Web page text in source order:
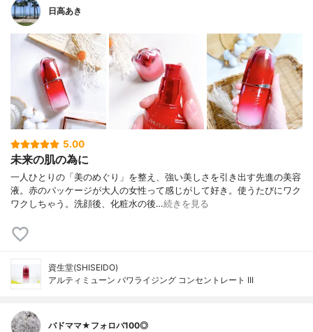
日高あき
5.00
未来の肌の為に
一人ひとりの「美のめぐり」を整え、強い美しさを引き出す先進の美容
液。赤のパッケージが大人の女性って感じがして好き。使うたびにワク
ワクしちゃう。洗顔後、化粧水の後…続きを見る
資生堂(SHISEIDO)
アルティミューン パワライジング コンセントレート III
バドママ★フォロバ100◎